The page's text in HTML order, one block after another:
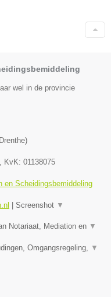
wel in de provincie
Drenthe)
, KvK: 01138075
en Scheidingsbemiddeling
Screenshot ▼
Notariaat, Mediation en ▼
Omgangsregeling, ▼